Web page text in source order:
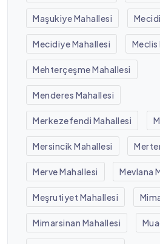
Maşukiye Mahallesi
Mecidiye Mahallesi Meclis
Mehterçeşme Mahallesi
Menderes Mahallesi
Merkezefendi Mahallesi
Mersincik Mahallesi
Merve Mahallesi Mevlana
Meşrutiyet Mahallesi
Mimarsinan Mahallesi